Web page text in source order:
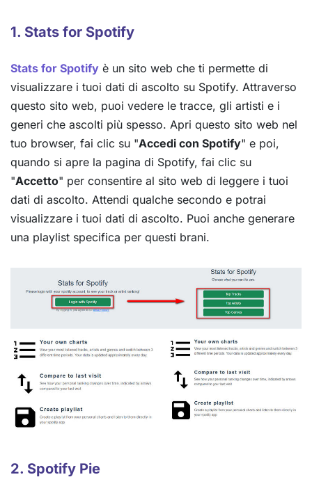
1. Stats for Spotify
Stats for Spotify è un sito web che ti permette di
visualizzare i tuoi dati di ascolto su Spotify. Attraverso
questo sito web, puoi vedere le tracce, gli artisti e i
generi che ascolti più spesso. Apri questo sito web nel
tuo browser, fai clic su "Accedi con Spotify" e poi,
quando si apre la pagina di Spotify, fai clic su
"Accetto" per consentire al sito web di leggere i tuoi
dati di ascolto. Attendi qualche secondo e potrai
visualizzare i tuoi dati di ascolto. Puoi anche generare
una playlist specifica per questi brani.
2. Spotify Pie